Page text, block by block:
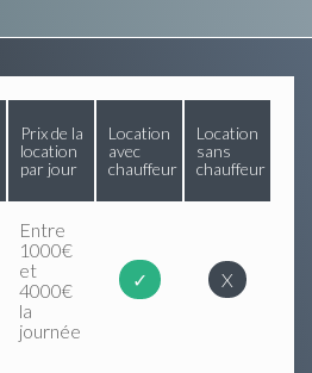
Prix de la
location
par jour
Location
avec
chauffeur
Location
sans
chauffeur
Entre
1000€
et
4000€
la
journée
✓ X